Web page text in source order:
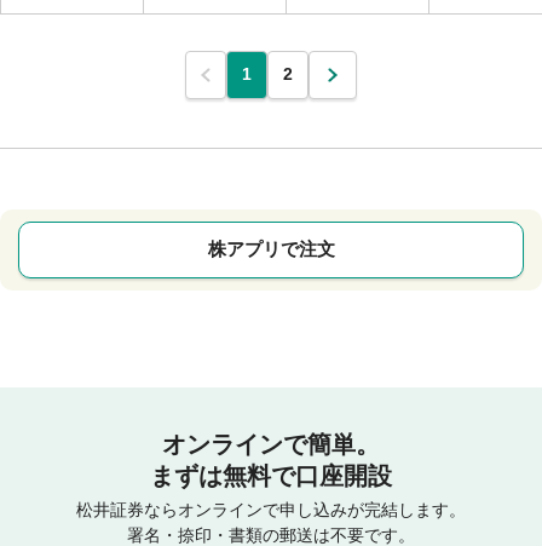
1 2
株アプリで注文
オンラインで簡単。
まずは無料で口座開設
松井証券ならオンラインで申し込みが完結します。
署名・捺印・書類の郵送は不要です。